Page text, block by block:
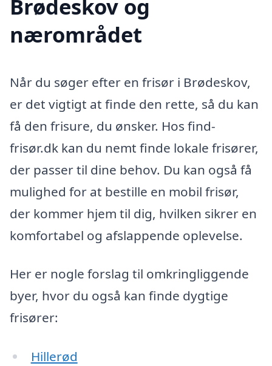
Brødeskov og
nærområdet
Når du søger efter en frisør i Brødeskov,
er det vigtigt at finde den rette, så du kan
få den frisure, du ønsker. Hos find-
frisør.dk kan du nemt finde lokale frisører,
der passer til dine behov. Du kan også få
mulighed for at bestille en mobil frisør,
der kommer hjem til dig, hvilken sikrer en
komfortabel og afslappende oplevelse.
Her er nogle forslag til omkringliggende
byer, hvor du også kan finde dygtige
frisører:
Hillerød